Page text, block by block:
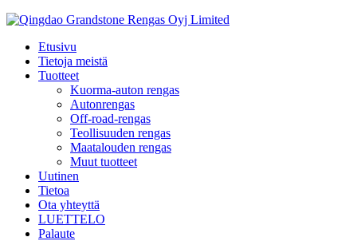
Etusivu
Tietoja meistä
Tuotteet
Kuorma-auton rengas
Autonrengas
Off-road-rengas
Teollisuuden rengas
Maatalouden rengas
Muut tuotteet
Uutinen
Tietoa
Ota yhteyttä
LUETTELO
Palaute